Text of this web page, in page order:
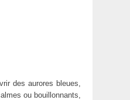
des aurores bleues,
ou bouillonnants,